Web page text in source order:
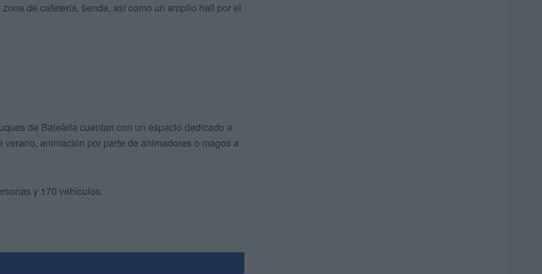
de cafetería, tienda, así como un amplio hall por el
de Baleària cuentan con un espacio dedicado a
animación por parte de animadores o magos a
y 170 vehículos.